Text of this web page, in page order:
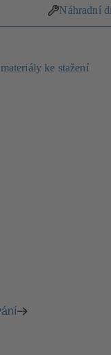
Náhradní
ke stažení